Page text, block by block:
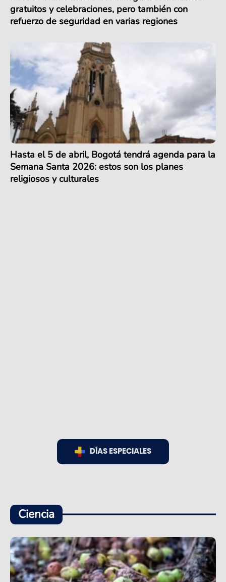
gratuitos y celebraciones, pero también con
refuerzo de seguridad en varias regiones
Hasta el 5 de abril, Bogotá tendrá agenda para la
Semana Santa 2026: estos son los planes
religiosos y culturales
DÍAS ESPECIALES
Ciencia